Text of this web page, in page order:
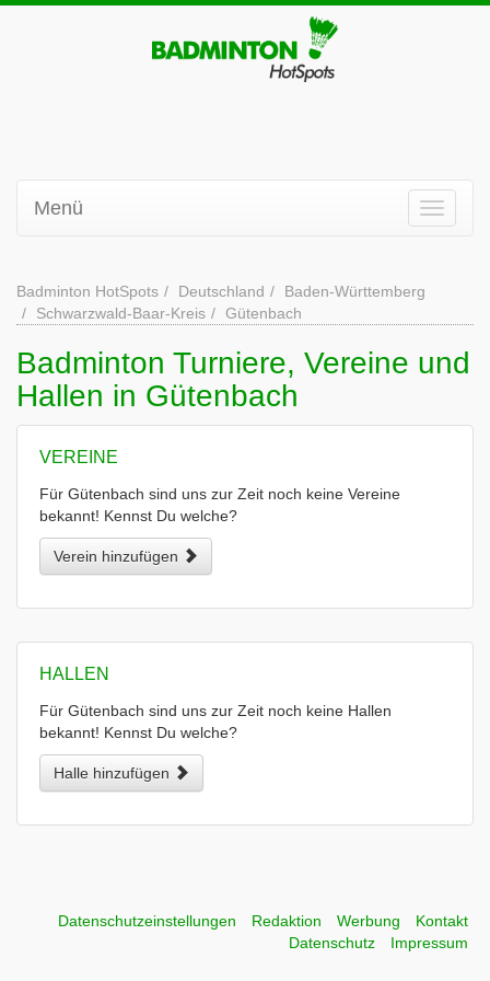
Menü
Badminton HotSpots Deutschland
Baden-Württemberg
Schwarzwald-Baar-Kreis
Gütenbach
Badminton Turniere, Vereine und
Hallen in Gütenbach
VEREINE
Für Gütenbach sind uns zur Zeit noch keine Vereine
bekannt! Kennst Du welche?
Verein hinzufügen
HALLEN
Für Gütenbach sind uns zur Zeit noch keine Hallen
bekannt! Kennst Du welche?
Halle hinzufügen
Datenschutzeinstellungen Redaktion Werbung
Kontakt
Datenschutz
Impressum